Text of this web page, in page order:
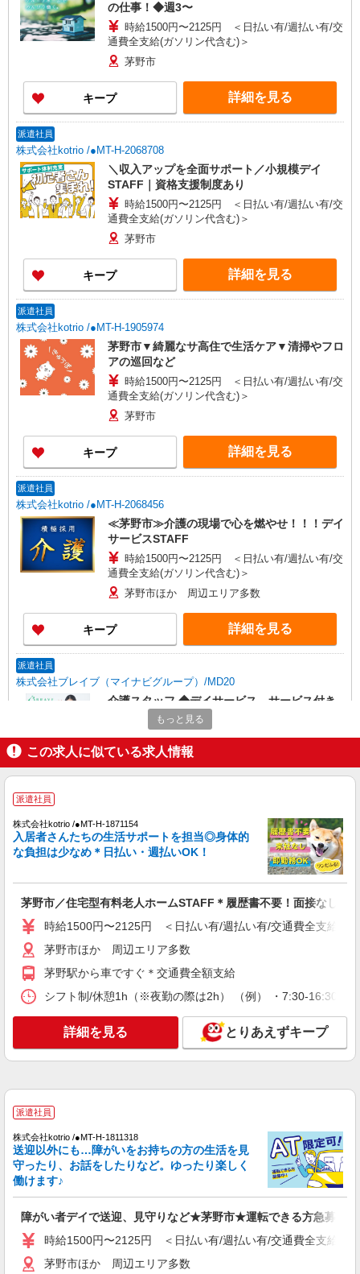
の仕事！◆週3〜
時給1500円〜2125円 ＜日払い有/週払い有/交
通費全支給(ガソリン代含む)＞
茅野市
キープ 詳細を見る
派遣社員
株式会社kotrio /●MT-H-2068708
＼収入アップを全面サポート／小規模デイ
STAFF｜資格支援制度あり
時給1500円〜2125円 ＜日払い有/週払い有/交
通費全支給(ガソリン代含む)＞
茅野市
キープ 詳細を見る
派遣社員
株式会社kotrio /●MT-H-1905974
茅野市▼綺麗なサ高住で生活ケア▼清掃やフロ
アの巡回など
時給1500円〜2125円 ＜日払い有/週払い有/交
通費全支給(ガソリン代含む)＞
茅野市
キープ 詳細を見る
派遣社員
株式会社kotrio /●MT-H-2068456
≪茅野市≫介護の現場で心を燃やせ！！！デイ
サービスSTAFF
時給1500円〜2125円 ＜日払い有/週払い有/交
通費全支給(ガソリン代含む)＞
茅野市ほか 周辺エリア多数
キープ 詳細を見る
派遣社員
株式会社ブレイブ（マイナビグループ）/MD20
介護スタッフ ◆デイサービス、サービス付き
高齢者向け住宅、グループホームなど様々な勤
務先から選べます。
未経験：時給1250〜1450円（資格・経験によ
る） 経験者：時給1450〜1650円（資格・経験によ
る） ◎月収例 時給1650円×1日8時間×22日（週5
日）＝29万400円 ◆昇給あり ◆支払い方法 ※日払
社規定あり
長野県茅野市 【最寄駅】 ◆JR中央本線「青柳
キープ 詳細を見る
派遣社員
サポート＆送迎STAFF
時給1500円〜2125円 ＜日払い有/週払い有/交
通費全支給(ガソリン代含む)＞
キープ 詳細を見る
株式会社kotrio /●MT-H-2067989
茅野市ほか 周辺エリア多数
キープ 詳細を見る
派遣社員
＼健康的に働こう／利用者さんと一緒に体操や
リハビリサポート等
もっと見る
この求人に似ている求人情報
派遣社員
株式会社kotrio /●MT-H-1871154
入居者さんたちの生活サポートを担当◎身体的
な負担は少なめ＊日払い・週払いOK！
茅野市／住宅型有料老人ホームSTAFF＊履歴書不要！面接なし♪
時給1500円〜2125円 ＜日払い有/週払い有/交通費全支給(ガ
茅野市ほか 周辺エリア多数
茅野駅から車ですぐ＊交通費全額支給
シフト制/休憩1h（※夜勤の際は2h） （例） ・7:30-16:30
詳細を見る とりあえずキープ
派遣社員
株式会社kotrio /●MT-H-1811318
送迎以外にも…障がいをお持ちの方の生活を見
守ったり、お話をしたりなど。ゆったり楽しく
働けます♪
障がい者デイで送迎、見守りなど★茅野市★運転できる方急募
時給1500円〜2125円 ＜日払い有/週払い有/交通費全支給(ガ
茅野市ほか 周辺エリア多数